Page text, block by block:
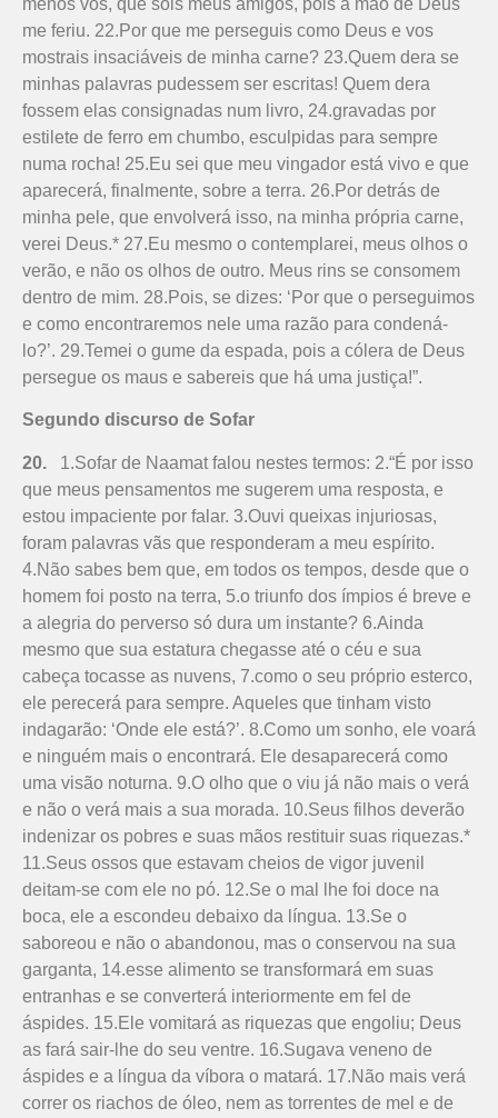
menos vós, que sois meus amigos, pois a mão de Deus
me feriu. 22.Por que me perseguis como Deus e vos
mostrais insaciáveis de minha carne? 23.Quem dera se
minhas palavras pudessem ser escritas! Quem dera
fossem elas consignadas num livro, 24.gravadas por
estilete de ferro em chumbo, esculpidas para sempre
numa rocha! 25.Eu sei que meu vingador está vivo e que
aparecerá, finalmente, sobre a terra. 26.Por detrás de
minha pele, que envolverá isso, na minha própria carne,
verei Deus.* 27.Eu mesmo o contemplarei, meus olhos o
verão, e não os olhos de outro. Meus rins se consomem
dentro de mim. 28.Pois, se dizes: ‘Por que o perseguimos
e como encontraremos nele uma razão para condená-
lo?’. 29.Temei o gume da espada, pois a cólera de Deus
persegue os maus e sabereis que há uma justiça!”.
Segundo discurso de Sofar
20. 1.Sofar de Naamat falou nestes termos: 2.“É por isso
que meus pensamentos me sugerem uma resposta, e
estou impaciente por falar. 3.Ouvi queixas injuriosas,
foram palavras vãs que responderam a meu espírito.
4.Não sabes bem que, em todos os tempos, desde que o
homem foi posto na terra, 5.o triunfo dos ímpios é breve e
a alegria do perverso só dura um instante? 6.Ainda
mesmo que sua estatura chegasse até o céu e sua
cabeça tocasse as nuvens, 7.como o seu próprio esterco,
ele perecerá para sempre. Aqueles que tinham visto
indagarão: ‘Onde ele está?’. 8.Como um sonho, ele voará
e ninguém mais o encontrará. Ele desaparecerá como
uma visão noturna. 9.O olho que o viu já não mais o verá
e não o verá mais a sua morada. 10.Seus filhos deverão
indenizar os pobres e suas mãos restituir suas riquezas.*
11.Seus ossos que estavam cheios de vigor juvenil
deitam-se com ele no pó. 12.Se o mal lhe foi doce na
boca, ele a escondeu debaixo da língua. 13.Se o
saboreou e não o abandonou, mas o conservou na sua
garganta, 14.esse alimento se transformará em suas
entranhas e se converterá interiormente em fel de
áspides. 15.Ele vomitará as riquezas que engoliu; Deus
as fará sair-lhe do seu ventre. 16.Sugava veneno de
áspides e a língua da víbora o matará. 17.Não mais verá
correr os riachos de óleo, nem as torrentes de mel e de